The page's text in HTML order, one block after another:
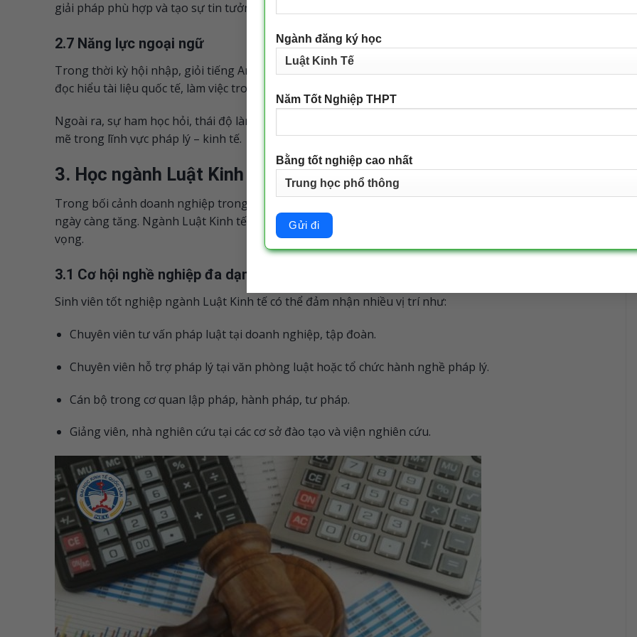
Ngành đăng ký học
Năm Tốt Nghiệp THPT
Bằng tốt nghiệp cao nhất
giải pháp phù hợp và tạo sự tin tưởng từ khách hàng.
2.7 Năng lực ngoại ngữ
Trong thời kỳ hội nhập, giỏi tiếng Anh hoặc ngôn ngữ khác mang đến lợi thế lớn. Điều này giúp bạn
đọc hiểu tài liệu quốc tế, làm việc trong môi trường đa quốc gia và nâng cao cơ hội nghề nghiệp.
Ngoài ra, sự ham học hỏi, thái độ làm việc nghiêm túc và kỹ năng mềm tốt sẽ giúp bạn phát triển mạnh
mẽ trong lĩnh vực pháp lý – kinh tế.
3. Học ngành Luật Kinh tế ra trường làm gì?
Trong bối cảnh doanh nghiệp trong nước và quốc tế mở rộng mạnh mẽ, nhu cầu nhân lực pháp lý
ngày càng tăng. Ngành Luật Kinh tế vì thế trở thành một trong những lựa chọn nghề nghiệp triển
vọng.
3.1 Cơ hội nghề nghiệp đa dạng
Sinh viên tốt nghiệp ngành Luật Kinh tế có thể đảm nhận nhiều vị trí như:
Chuyên viên tư vấn pháp luật tại doanh nghiệp, tập đoàn.
Chuyên viên hỗ trợ pháp lý tại văn phòng luật hoặc tổ chức hành nghề pháp lý.
Cán bộ trong cơ quan lập pháp, hành pháp, tư pháp.
Giảng viên, nhà nghiên cứu tại các cơ sở đào tạo và viện nghiên cứu.